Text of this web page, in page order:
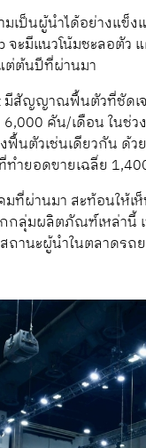
มเป็นผู้นำได้อย่างแ
จะมีแนวโน้มชะลอตั
ต่ต้นปีที่ผ่านมา
มีสัญญาณฟื้นตัวที่ชัดเ
6,000 คัน/เดือน ใน
ฟื้นตัวเช่นเดียวกัน
ทำยอดขายเฉลี่ย
ที่ผ่านมา สะท้อนให้
กกลุ่มผลิตภัณฑ์เหล่า
ถานะผู้นำในตลาดร